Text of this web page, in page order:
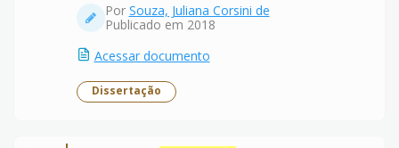
Por Souza, Juliana Corsini de
Publicado em 2018
Acessar documento
Dissertação